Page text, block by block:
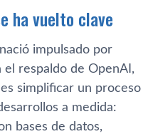
ha vuelto clave
nació impulsado por
respaldo de OpenAI,
simplificar un proceso
a medida:
bases de datos,